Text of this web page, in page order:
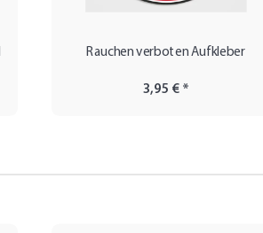
Rauchen verboten Aufkleber
3,95 € *